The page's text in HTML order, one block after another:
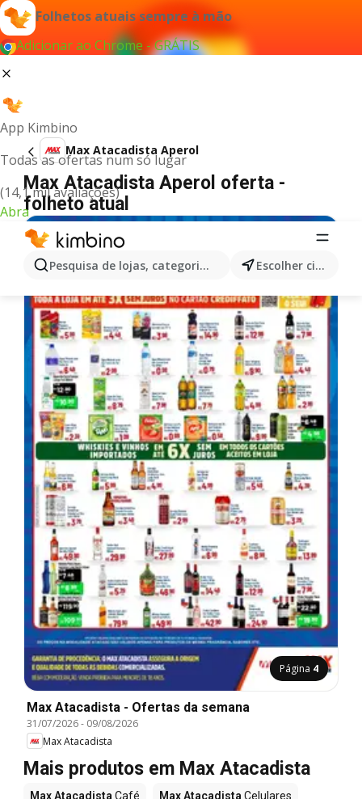
Folhetos atuais sempre à mão
Adicionar ao Chrome - GRÁTIS
App Kimbino
Todas as ofertas num só lugar
(14,1 mil avaliações)
Abra
Pesquisa de lojas, categorias,produtos... Escolher cidade
Max Atacadista Aperol
Max Atacadista Aperol oferta -
folheto atual
Página 4
Max Atacadista - Ofertas da semana
31/07/2026- 09/08/2026
Max Atacadista
Mais produtos em Max Atacadista
Max AtacadistaCafé Max AtacadistaCelulares